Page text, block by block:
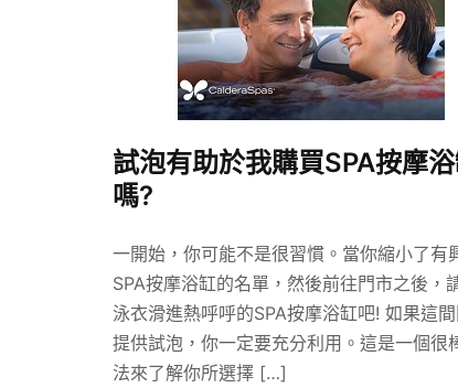
試泡有助於我購買SPA按摩
嗎?
一開始，你可能不是很習慣。當你縮小了有
SPA按摩浴缸的名單，然後前往門市之後，
泳衣滑進熱呼呼的SPA按摩浴缸吧! 如果這
提供試泡，你一定要充分利用。這是一個很
法來了解你所選擇 […]